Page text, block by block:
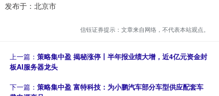
发布于：北京市
信钰证券提示：文章来自网络，不代表本站观点。
上一篇： 策略集中盈 揭秘涨停丨半年报业绩大增，近4亿元资金封
板AI服务器龙头
下一篇： 策略集中盈 富特科技：为小鹏汽车部分车型供应配套车